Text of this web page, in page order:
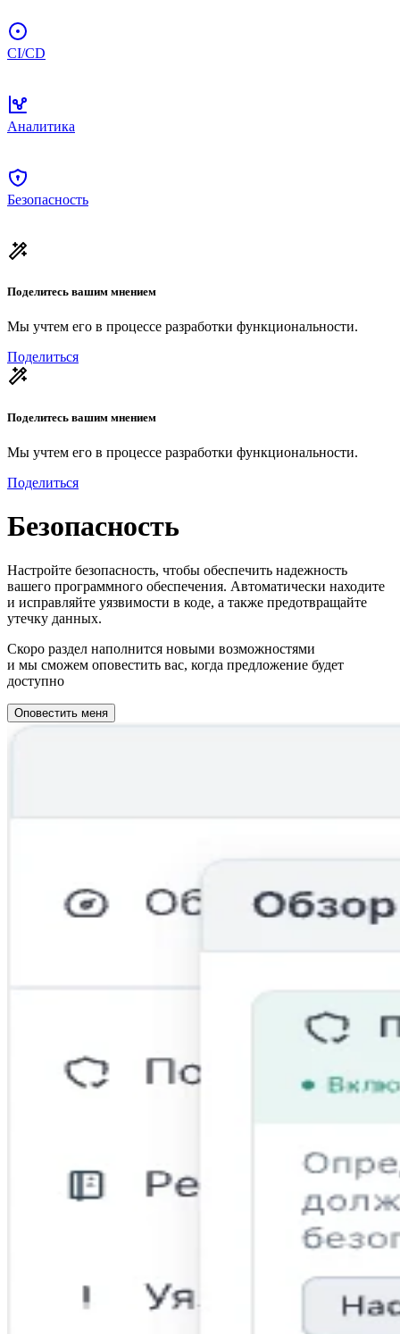
CI/CD
Аналитика
Безопасность
Поделитесь вашим мнением
Мы учтем его в процессе разработки функциональности.
Поделиться
Поделитесь вашим мнением
Мы учтем его в процессе разработки функциональности.
Поделиться
Безопасность
Настройте безопасность, чтобы обеспечить надежность
вашего программного обеспечения. Автоматически находите
и исправляйте уязвимости в коде, а также предотвращайте
утечку данных.
Скоро раздел наполнится новыми возможностями
и мы сможем оповестить вас, когда предложение будет
доступно
Оповестить меня